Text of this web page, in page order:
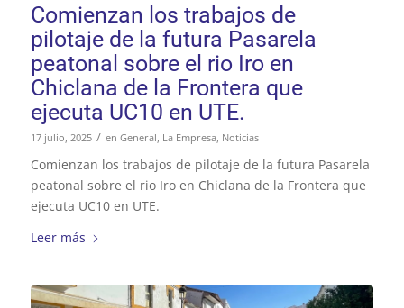
Comienzan los trabajos de
pilotaje de la futura Pasarela
peatonal sobre el rio Iro en
Chiclana de la Frontera que
ejecuta UC10 en UTE.
17 julio, 2025 / en General La Empresa, Noticias
Comienzan los trabajos de pilotaje de la futura Pasarela
peatonal sobre el rio Iro en Chiclana de la Frontera que
ejecuta UC10 en UTE.
Leer más